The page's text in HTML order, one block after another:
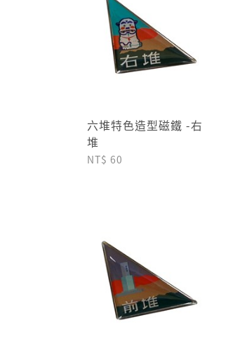
六堆特色造型磁鐵 -右
堆
NT$ 60